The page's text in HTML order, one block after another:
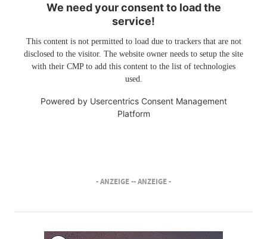
We need your consent to load the
service!
This content is not permitted to load due to trackers that are not
disclosed to the visitor. The website owner needs to setup the site
with their CMP to add this content to the list of technologies
used.
Powered by Usercentrics Consent Management
Platform
- ANZEIGE -- ANZEIGE -